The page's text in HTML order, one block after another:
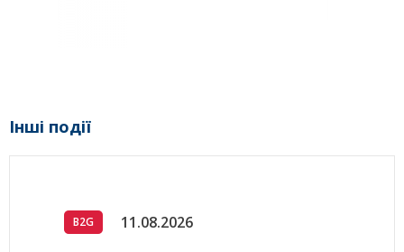
Інші події
B2G 11.08.2026